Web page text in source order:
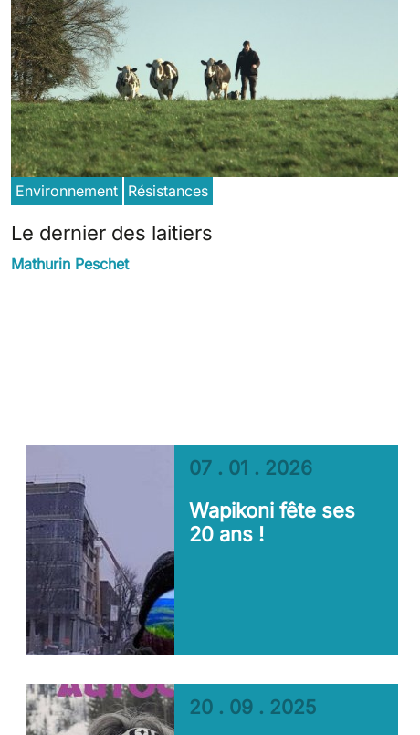
Environnement Résistances
Le dernier des laitiers
Mathurin Peschet
07 . 01 . 2026
Wapikoni fête ses
20 ans !
20 . 09 . 2025